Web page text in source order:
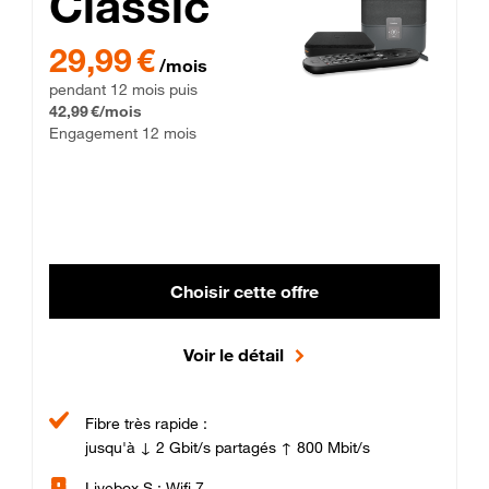
29,99 € par mois pendant 12 mois puis 42,99 € par mois,
29,99 € /mois
pendant 12 mois puis
42,99 €/mois
Engagement 12 mois
Choisir cette offre
Voir le détail
Fibre très rapide :
jusqu'à ↓ 2 Gbit/s partagés ↑ 800 Mbit/s